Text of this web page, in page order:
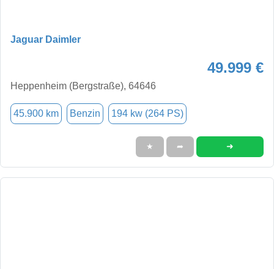
Jaguar Daimler
49.999 €
Heppenheim (Bergstraße), 64646
45.900 km Benzin 194 kw (264 PS)
★ ➦ ➜